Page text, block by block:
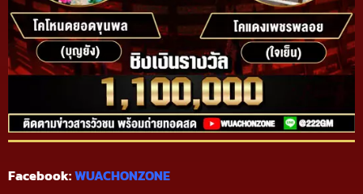
Facebook:WUACHONZONE